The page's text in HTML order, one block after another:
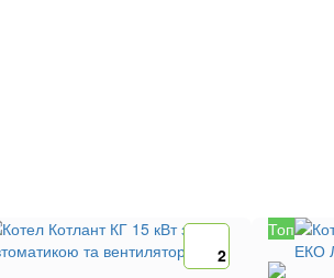
2
Топ